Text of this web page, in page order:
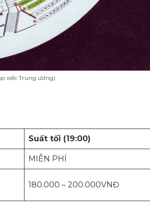
xiếc Trung ương)
Suất tối (19:00)
MIỄN PHÍ
180.000 – 200.000VNĐ